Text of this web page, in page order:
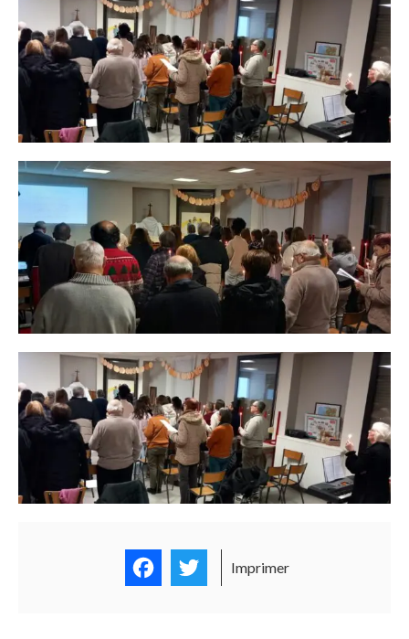
FacebookTwitter
Imprimer